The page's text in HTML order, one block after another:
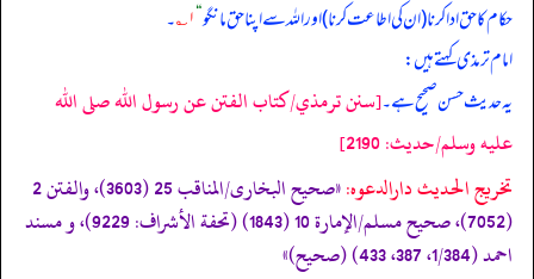
حکام کا حق ادا کرنا (ان کی اطاعت کرنا) اور اللہ سے اپنا حق مانگو“۱؎ ۔
امام ترمذی کہتے ہیں:
یہ حدیث حسن صحیح ہے۔[سنن ترمذي/كتاب الفتن عن رسول الله صلى الله
عليه وسلم/حدیث: 2190]
تخریج الحدیث دارالدعوہ:
«صحیح البخاری/المناقب 25 (3603)، والفتن 2
(7052)، صحیح مسلم/الإمارة 10 (1843) (تحفة الأشراف: 9229)، و مسند
احمد (1/384، 387، 433) (صحیح)»